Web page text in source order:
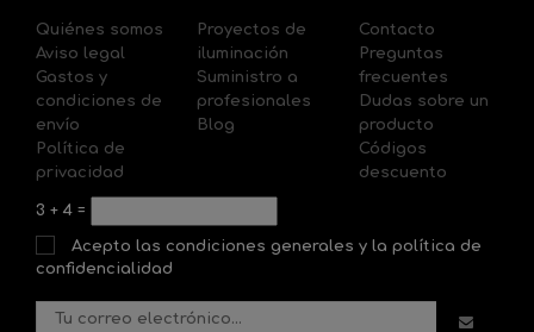
Quiénes somos
Aviso legal
Gastos y
condiciones de
envío
Política de
privacidad
Proyectos de
iluminación
Suministro a
profesionales
Blog
Contacto
Preguntas
frecuentes
Dudas sobre un
producto
Códigos
descuento
3 + 4 =
Acepto las condiciones generales y la política de
confidencialidad